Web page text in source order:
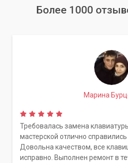
Более 1000
Марина
Требовалась замена
мастерской отлично
Довольна качеством, все
исправно. Выполнен ремонт в